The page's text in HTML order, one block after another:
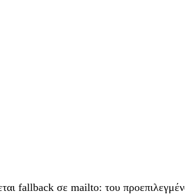
fallback σε mailto: του